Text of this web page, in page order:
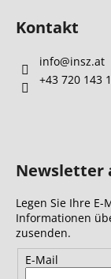
Kontakt
info@insz.at
+43 720 143
Newsletter
Legen Sie Ihre
Informationen
zusenden.
E-Mail